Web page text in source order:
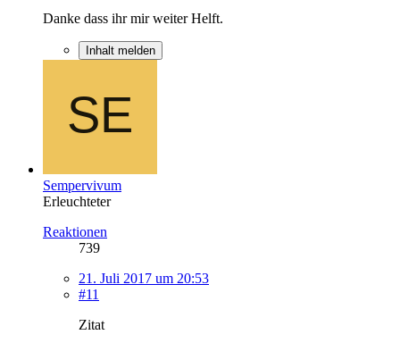
Danke dass ihr mir weiter Helft.
Inhalt melden
Sempervivum
Erleuchteter
Reaktionen
739
21. Juli 2017 um 20:53
#11
Zitat